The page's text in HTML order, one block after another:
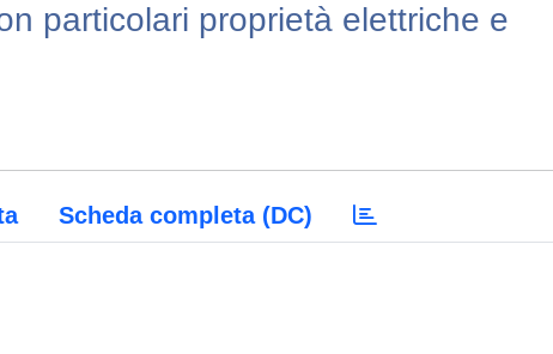
particolari proprietà elettriche e
Scheda completa (DC)